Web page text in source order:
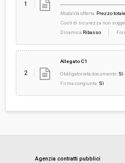
1
Modalità offerta: Prezzo totale
Costi di sicurezza non
Dinamica Ribasso
2
Allegato C1
Obbligatorietà documento: Sì
Firma congiunta: Sì
Agenzia contratti pubblici